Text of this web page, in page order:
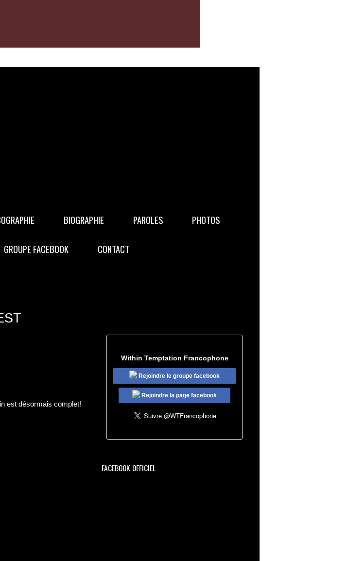
BIOGRAPHIE PAROLES PHOTOS
GROUPE FACEBOOK CONTACT
est désormais complet!
Within Temptation Francophone
Rejoindre le groupe facebook
Rejoindre la page facebook
FACEBOOK OFFICIEL